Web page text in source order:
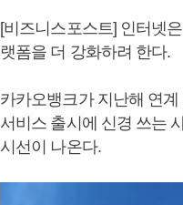
[비즈니스포스트] 인터넷
랫폼을 더 강화하려 한다.
카카오뱅크가 지난해 연
서비스 출시에 신경 쓰는
시선이 나온다.